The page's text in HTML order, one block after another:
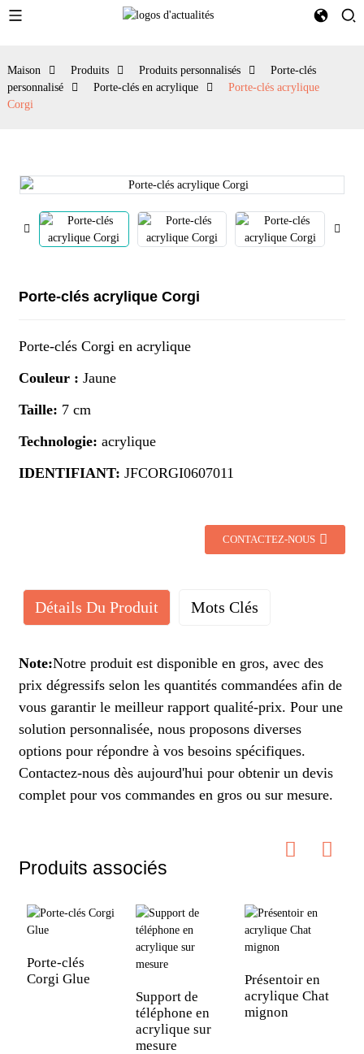
Maison Produits Produits personnalisés
Porte-clés
personnalisé
Porte-clés en acrylique
Porte-clés acrylique
Corgi
Porte-clés acrylique Corgi
Porte-clés Corgi en acrylique
Couleur : Jaune
Taille: 7 cm
Technologie: acrylique
IDENTIFIANT: JFCORGI0607011
CONTACTEZ-NOUS
Détails Du Produit Mots Clés
Note:Notre produit est disponible en gros, avec des
prix dégressifs selon les quantités commandées afin de
vous garantir le meilleur rapport qualité-prix. Pour une
solution personnalisée, nous proposons diverses
options pour répondre à vos besoins spécifiques.
Contactez-nous dès aujourd'hui pour obtenir un devis
complet pour vos commandes en gros ou sur mesure.
Produits associés
Porte-clés
Corgi Glue
Support de
téléphone en
acrylique sur
mesure
Présentoir en
acrylique Chat
mignon